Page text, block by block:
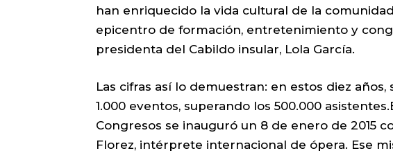
han enriquecido la vida cultural de la
epicentro de formación, entretenimiento y
presidenta del Cabildo insular, Lola García.
Las cifras así lo demuestran: en estos diez
1.000 eventos, superando los 500.000
Congresos se inauguró un 8 de enero de 2015
Florez, intérprete internacional de ópera. Ese